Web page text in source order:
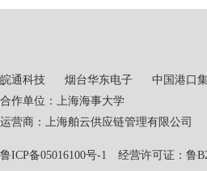
皖通科技 烟台华东电子 中国港口
合作单位：上海海事大学
运营商：上海舶云供应链管理有
鲁ICP备05016100号-1 经营许可证：鲁